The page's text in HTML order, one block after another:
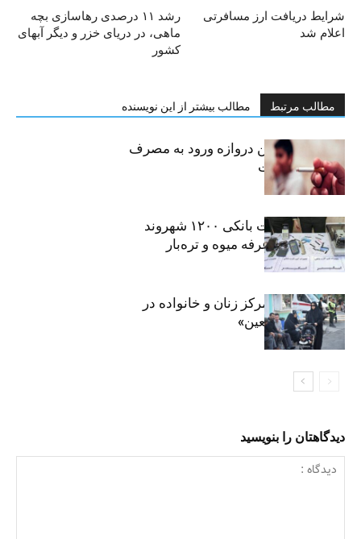
رشد ۱۱ درصدی رهاسازی بچه
ماهی، در دریای خزر و دیگر آبهای
کشور
شرایط دریافت ارز مسافرتی
اعلام شد
مطالب مرتبط مطالب بیشتر از این نویسنده
سیگار، مهمترین دروازه ورود به مصرف
موادمخدر است
افشای اطلاعات بانکی ۱۲۰۰ شهروند
تهرانی در یک غرفه میوه و تره‌بار
روایت حضور مرکز زنان و خانواده در
«جاماندگان اربعین»
دیدگاهتان را بنویسید